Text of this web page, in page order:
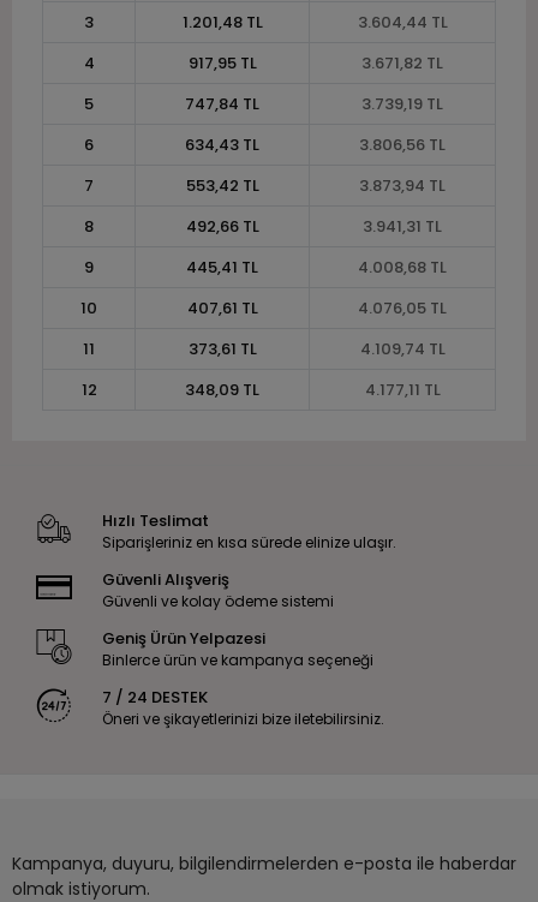
3
1.201,48 TL
3.604,44 TL
4
917,95 TL
3.671,82 TL
5
747,84 TL
3.739,19 TL
6
634,43 TL
3.806,56 TL
7
553,42 TL
3.873,94 TL
8
492,66 TL
3.941,31 TL
9
445,41 TL
4.008,68 TL
10
407,61 TL
4.076,05 TL
11
373,61 TL
4.109,74 TL
12
348,09 TL 4.177,11 TL
Hızlı Teslimat
Siparişleriniz en kısa sürede elinize ulaşır.
Güvenli Alışveriş
Güvenli ve kolay ödeme sistemi
Geniş Ürün Yelpazesi
Binlerce ürün ve kampanya seçeneği
7 / 24 DESTEK
Öneri ve şikayetlerinizi bize iletebilirsiniz.
Kampanya, duyuru, bilgilendirmelerden e-posta ile haberdar
olmak istiyorum.